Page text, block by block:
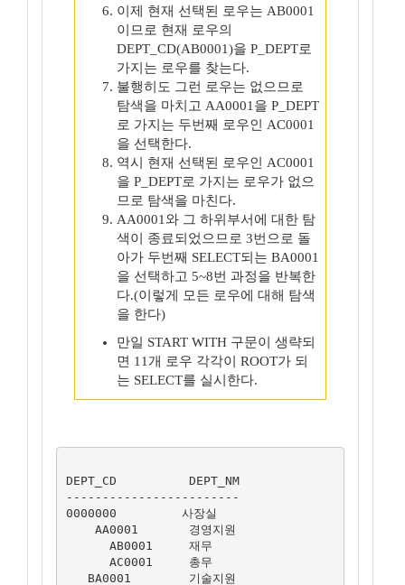
이제 현재 선택된 로우는 AB0001
이므로 현재 로우의
DEPT_CD(AB0001)을 P_DEPT로
가지는 로우를 찾는다.
불행히도 그런 로우는 없으므로
탐색을 마치고 AA0001을 P_DEPT
로 가지는 두번째 로우인 AC0001
을 선택한다.
역시 현재 선택된 로우인 AC0001
을 P_DEPT로 가지는 로우가 없으
므로 탐색을 마친다.
AA0001와 그 하위부서에 대한 탐
색이 종료되었으므로 3번으로 돌
아가 두번째 SELECT되는 BA0001
을 선택하고 5~8번 과정을 반복한
다.(이렇게 모든 로우에 대해 탐색
을 한다)
만일 START WITH 구문이 생략되
면 11개 로우 각각이 ROOT가 되
는 SELECT를 실시한다.
DEPT_CD          DEPT_NM
------------------------
0000000         사장실